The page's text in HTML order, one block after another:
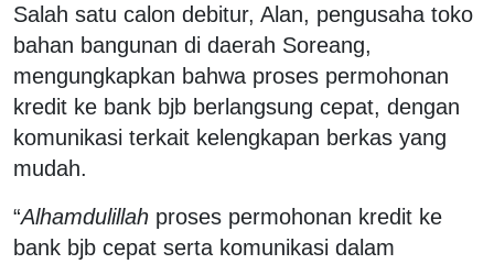
Salah satu calon debitur, Alan, pengusaha toko
bahan bangunan di daerah Soreang,
mengungkapkan bahwa proses permohonan
kredit ke bank bjb berlangsung cepat, dengan
komunikasi terkait kelengkapan berkas yang
mudah.
“Alhamdulillah proses permohonan kredit ke
bank bjb cepat serta komunikasi dalam